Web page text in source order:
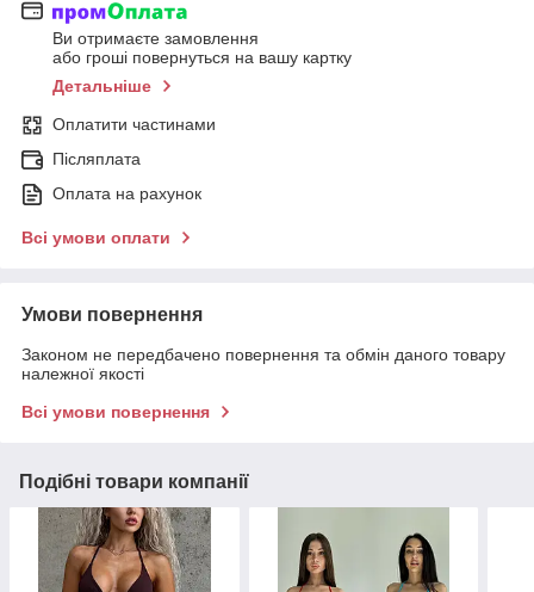
Ви отримаєте замовлення
або гроші повернуться на вашу картку
Детальніше
Оплатити частинами
Післяплата
Оплата на рахунок
Всі умови оплати
Умови повернення
Законом не передбачено повернення та обмін даного товару
належної якості
Всі умови повернення
Подібні товари компанії